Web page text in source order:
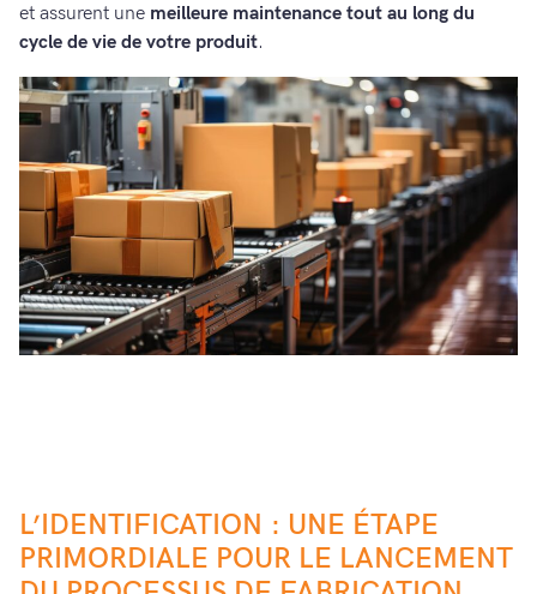
et assurent une meilleure maintenance tout au long du
cycle de vie de votre produit.
L’IDENTIFICATION : UNE ÉTAPE
PRIMORDIALE POUR LE LANCEMENT